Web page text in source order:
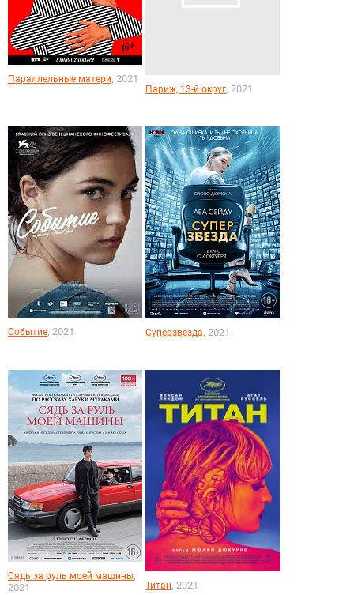
Параллельные матери, 2021
Париж, 13-й округ, 2021
Событие, 2021 Суперзвезда, 2021
Сядь за руль моей машины,
2021
Титан, 2021